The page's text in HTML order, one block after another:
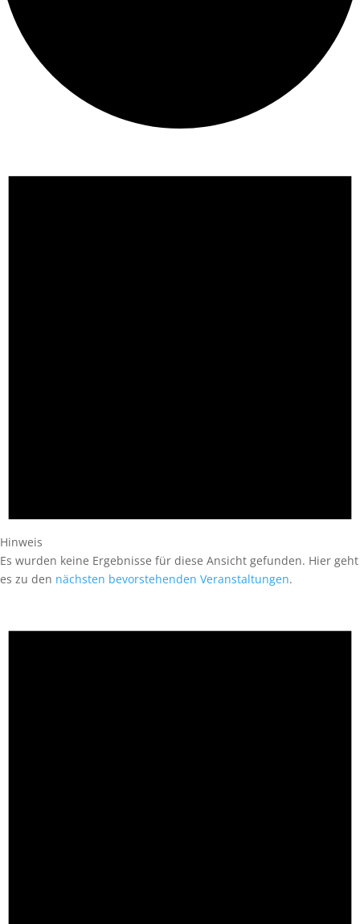
Hinweis
Es wurden keine Ergebnisse für diese Ansicht gefunden. Hier geht
es zu den nächsten bevorstehenden Veranstaltungen.